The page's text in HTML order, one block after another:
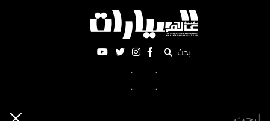
بحث
Toggle
navigation